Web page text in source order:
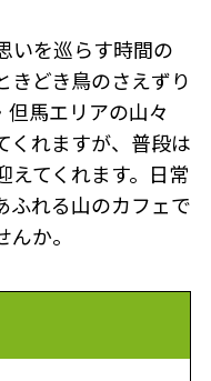
いを巡らす時間の
きどき鳥のさえずり
但馬エリアの山々
くれますが、普段は
えてくれます。日常
ふれる山のカフェで
か。